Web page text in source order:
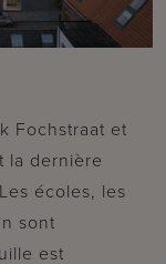
Fochstraat et
la dernière
écoles, les
sont
est